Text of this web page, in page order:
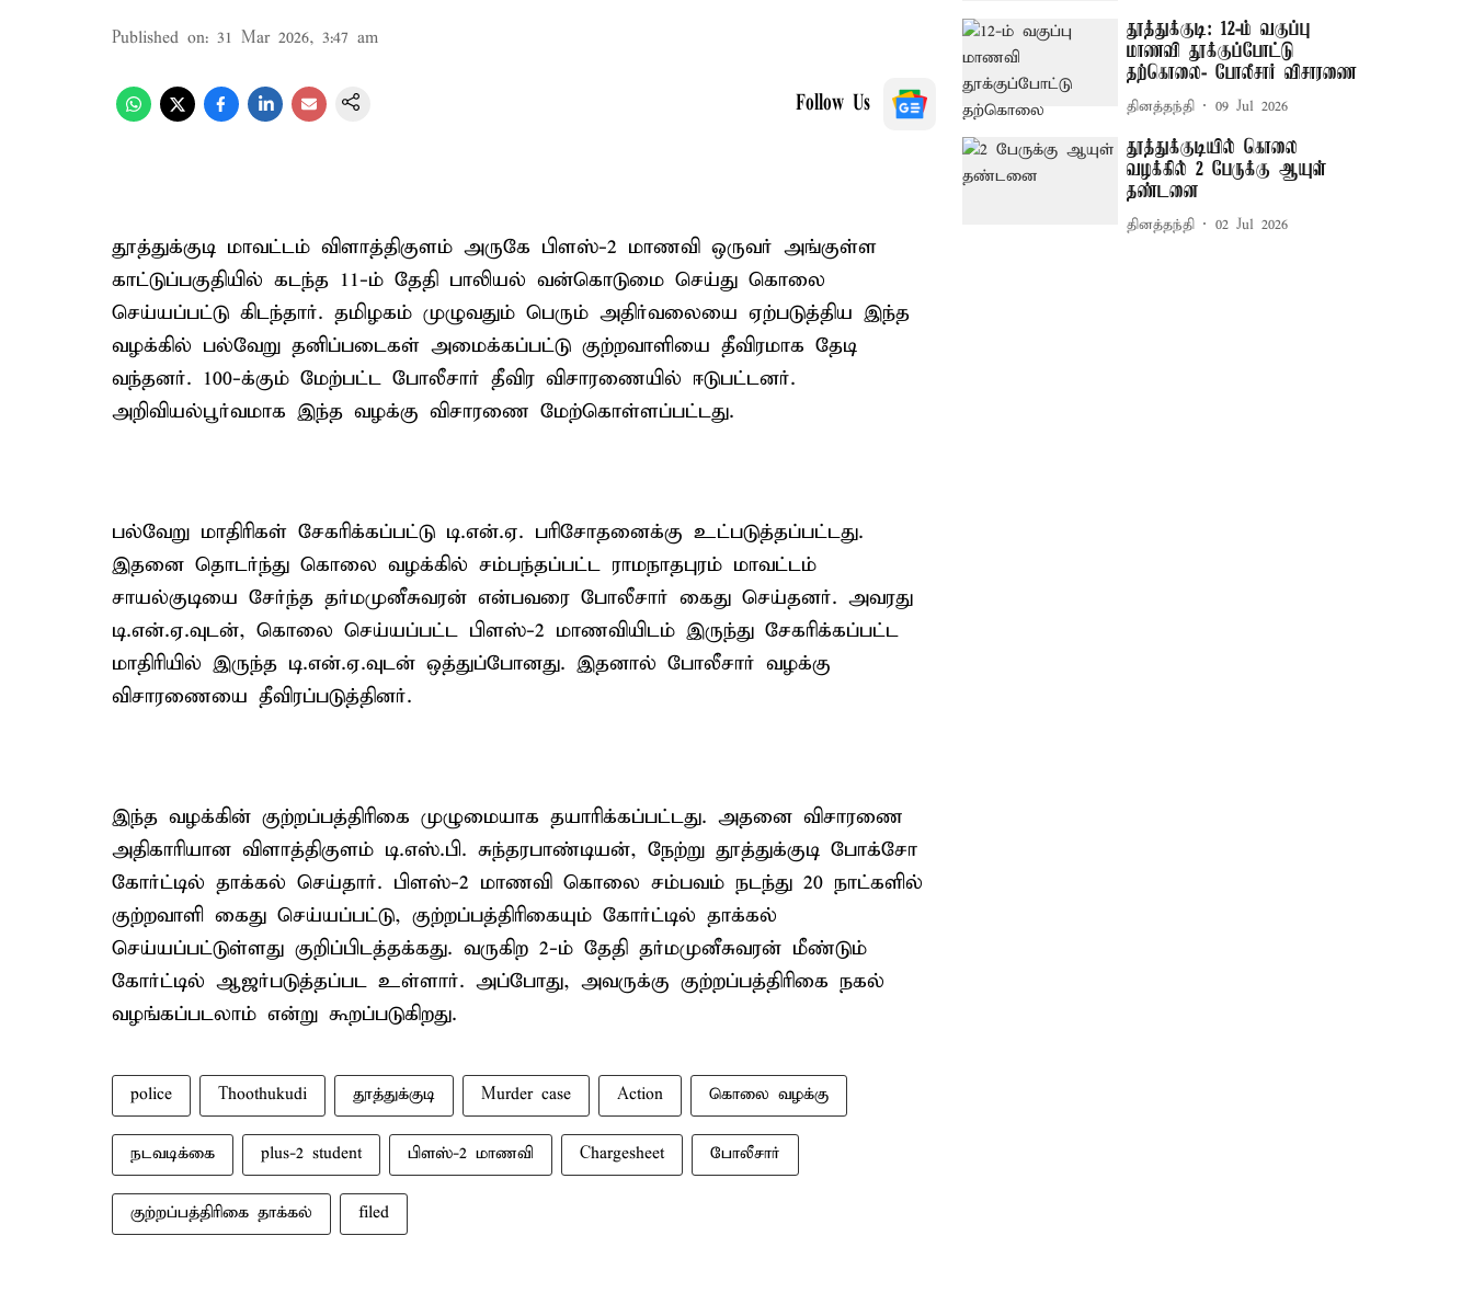
Published on: 31 Mar 2026, 3:47 am
Follow Us
தூத்துக்குடி மாவட்டம் விளாத்திகுளம் அருகே பிளஸ்-2 மாணவி ஒருவர் அங்குள்ள
காட்டுப்பகுதியில் கடந்த 11-ம் தேதி பாலியல் வன்கொடுமை செய்து கொலை
செய்யப்பட்டு கிடந்தார். தமிழகம் முழுவதும் பெரும் அதிர்வலையை ஏற்படுத்திய இந்த
வழக்கில் பல்வேறு தனிப்படைகள் அமைக்கப்பட்டு குற்றவாளியை தீவிரமாக தேடி
வந்தனர். 100-க்கும் மேற்பட்ட போலீசார் தீவிர விசாரணையில் ஈடுபட்டனர்.
அறிவியல்பூர்வமாக இந்த வழக்கு விசாரணை மேற்கொள்ளப்பட்டது.
பல்வேறு மாதிரிகள் சேகரிக்கப்பட்டு டி.என்.ஏ. பரிசோதனைக்கு உட்படுத்தப்பட்டது.
இதனை தொடர்ந்து கொலை வழக்கில் சம்பந்தப்பட்ட ராமநாதபுரம் மாவட்டம்
சாயல்குடியை சேர்ந்த தர்மமுனீசுவரன் என்பவரை போலீசார் கைது செய்தனர். அவரது
டி.என்.ஏ.வுடன், கொலை செய்யப்பட்ட பிளஸ்-2 மாணவியிடம் இருந்து சேகரிக்கப்பட்ட
மாதிரியில் இருந்த டி.என்.ஏ.வுடன் ஒத்துப்போனது. இதனால் போலீசார் வழக்கு
விசாரணையை தீவிரப்படுத்தினர்.
இந்த வழக்கின் குற்றப்பத்திரிகை முழுமையாக தயாரிக்கப்பட்டது. அதனை விசாரணை
அதிகாரியான விளாத்திகுளம் டி.எஸ்.பி. சுந்தரபாண்டியன், நேற்று தூத்துக்குடி போக்சோ
கோர்ட்டில் தாக்கல் செய்தார். பிளஸ்-2 மாணவி கொலை சம்பவம் நடந்து 20 நாட்களில்
குற்றவாளி கைது செய்யப்பட்டு, குற்றப்பத்திரிகையும் கோர்ட்டில் தாக்கல்
செய்யப்பட்டுள்ளது குறிப்பிடத்தக்கது. வருகிற 2-ம் தேதி தர்மமுனீசுவரன் மீண்டும்
கோர்ட்டில் ஆஜர்படுத்தப்பட உள்ளார். அப்போது, அவருக்கு குற்றப்பத்திரிகை நகல்
வழங்கப்படலாம் என்று கூறப்படுகிறது.
police Thoothukudi தூத்துக்குடி Murder case Action கொலை வழக்கு
நடவடிக்கை plus-2 student பிளஸ்-2 மாணவி Chargesheet போலீசார்
குற்றப்பத்திரிகை தாக்கல் filed
தூத்துக்குடி: 12-ம் வகுப்பு
மாணவி தூக்குப்போட்டு
தற்கொலை- போலீசார் விசாரணை
தினத்தந்தி 09 Jul 2026
தூத்துக்குடியில் கொலை
வழக்கில் 2 பேருக்கு ஆயுள்
தண்டனை
தினத்தந்தி 02 Jul 2026